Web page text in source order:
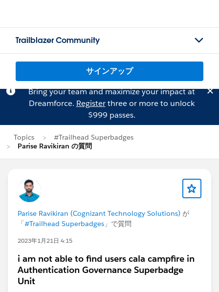
Trailblazer Community
サインアップ
Bring your team and maximize your impact at
Dreamforce. Registerthree or more to unlock
$999 passes.
Topics
#Trailhead Superbadges
Parise Ravikiran の質問
Parise Ravikiran (Cognizant Technology Solutions) が
「#Trailhead Superbadges 」で質問
2023年1月21日 4:15
i am not able to find users cala campfire in
Authentication Governance Superbadge
Unit